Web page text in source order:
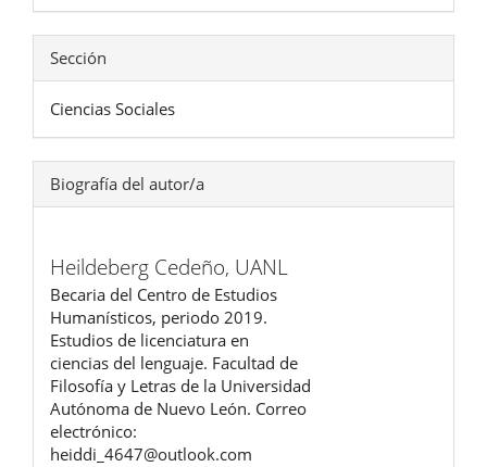
Sección
Ciencias Sociales
Biografía del autor/a
Heildeberg Cedeño, UANL
Becaria del Centro de Estudios
Humanísticos, periodo 2019.
Estudios de licenciatura en
ciencias del lenguaje. Facultad de
Filosofía y Letras de la Universidad
Autónoma de Nuevo León. Correo
electrónico:
heiddi_4647@outlook.com